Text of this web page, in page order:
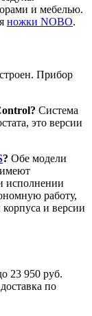
и мебелью.
ножки NOBO.
Прибор
Система
это версии
? Обе модели
исполнении
работу,
и версии
23 950 руб.
по